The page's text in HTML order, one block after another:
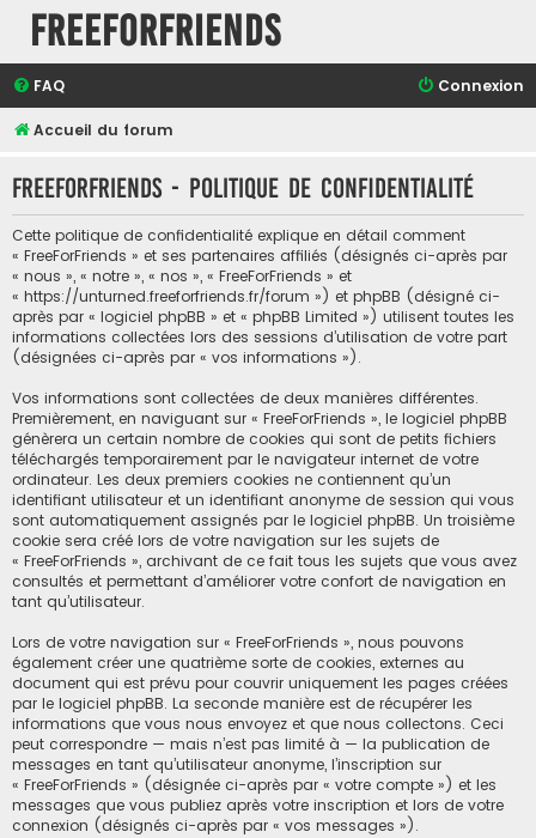
FreeForFriends
FAQ Connexion
Accueil du forum
FreeForFriends - Politique de confidentialité
Cette politique de confidentialité explique en détail comment
« FreeForFriends » et ses partenaires affiliés (désignés ci-après par
« nous », « notre », « nos », « FreeForFriends » et
« https://unturned.freeforfriends.fr/forum ») et phpBB (désigné ci-
après par « logiciel phpBB » et « phpBB Limited ») utilisent toutes les
informations collectées lors des sessions d’utilisation de votre part
(désignées ci-après par « vos informations »).
Vos informations sont collectées de deux manières différentes.
Premièrement, en naviguant sur « FreeForFriends », le logiciel phpBB
génèrera un certain nombre de cookies qui sont de petits fichiers
téléchargés temporairement par le navigateur internet de votre
ordinateur. Les deux premiers cookies ne contiennent qu’un
identifiant utilisateur et un identifiant anonyme de session qui vous
sont automatiquement assignés par le logiciel phpBB. Un troisième
cookie sera créé lors de votre navigation sur les sujets de
« FreeForFriends », archivant de ce fait tous les sujets que vous avez
consultés et permettant d’améliorer votre confort de navigation en
tant qu’utilisateur.
Lors de votre navigation sur « FreeForFriends », nous pouvons
également créer une quatrième sorte de cookies, externes au
document qui est prévu pour couvrir uniquement les pages créées
par le logiciel phpBB. La seconde manière est de récupérer les
informations que vous nous envoyez et que nous collectons. Ceci
peut correspondre — mais n’est pas limité à — la publication de
messages en tant qu’utilisateur anonyme, l’inscription sur
« FreeForFriends » (désignée ci-après par « votre compte ») et les
messages que vous publiez après votre inscription et lors de votre
connexion (désignés ci-après par « vos messages »).